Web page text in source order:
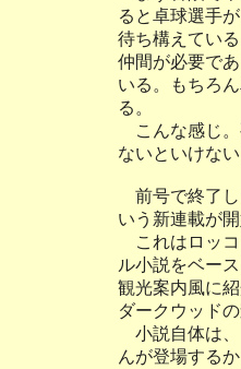
ると卓球選手
待ち構えてい
仲間が必要で
いる。もちろ
る。
こんな感じ。
ないといけな
前号で終了し
いう新連載が開
これはロッコ
ル小説をベー
観光案内風に
ダークウッド
小説自体は、
んが登場する